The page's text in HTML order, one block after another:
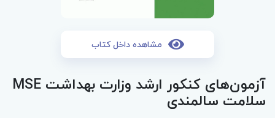
مشاهده داخل کتاب
آزمون‌های کنکور ارشد وزارت بهداشت MSE
سلامت سالمندی